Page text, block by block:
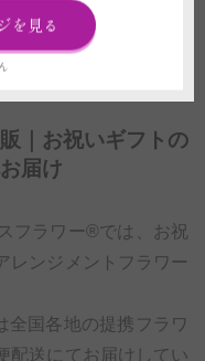
｜お祝いギフトの
届け
フラワー®では、お祝
レンジメントフラワー
全国各地の提携フラワ
配送にてお届けしてい
を見る